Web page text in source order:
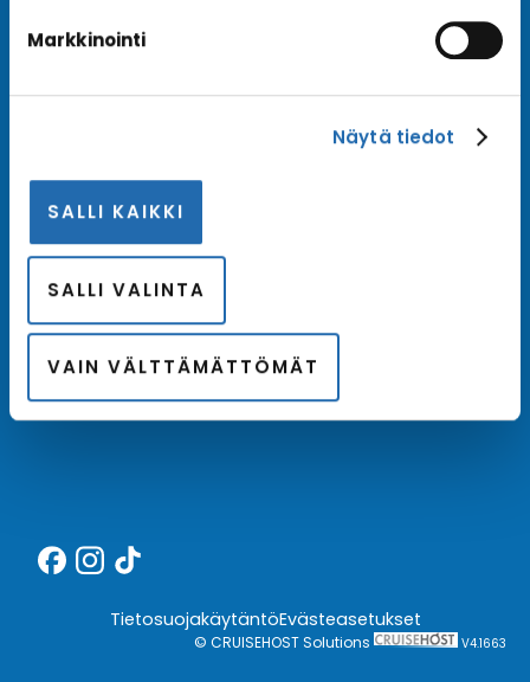
Markkinointi
Näytä tiedot
SALLI KAIKKI
SALLI VALINTA
VAIN VÄLTTÄMÄTTÖMÄT
Usein kysyttyä
Meistä
Kotimainen asiantuntija
Hintatakuu
Finnair Plus
TietosuojakäytäntöEvästeasetukset
© CRUISEHOST Solutions V4.1663